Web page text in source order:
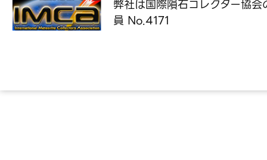
弊社は国際隕石コレクター協会
員 No.4171